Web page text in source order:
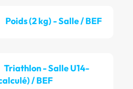
Poids (2 kg) - Salle / BEF
Triathlon - Salle U14-
/ BEF